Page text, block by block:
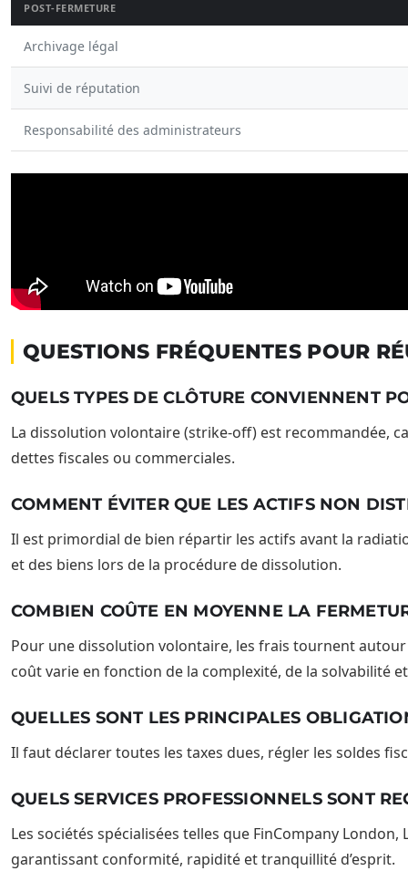
POST-FERMETURE
Archivage légal
Suivi de réputation
Responsabilité des administrateurs
QUESTIONS FRÉQUENTES POUR
QUELS TYPES DE CLÔTURE CONVIENNENT
La dissolution volontaire (strike-off) est recommandée,
dettes fiscales ou commerciales.
COMMENT ÉVITER QUE LES ACTIFS NON
Il est primordial de bien répartir les actifs avant la
et des biens lors de la procédure de dissolution.
COMBIEN COÛTE EN MOYENNE LA
Pour une dissolution volontaire, les frais tournent
coût varie en fonction de la complexité, de la solvabilité
QUELLES SONT LES PRINCIPALES
Il faut déclarer toutes les taxes dues, régler les soldes
QUELS SERVICES PROFESSIONNELS SONT
Les sociétés spécialisées telles que FinCompany
garantissant conformité, rapidité et tranquillité d’esprit.